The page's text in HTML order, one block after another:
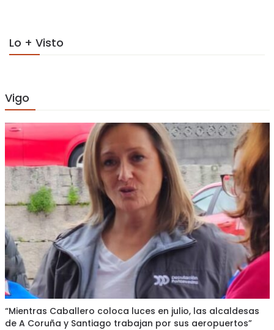
Lo + Visto
Vigo
“Mientras Caballero coloca luces en julio, las alcaldesas
de A Coruña y Santiago trabajan por sus aeropuertos”